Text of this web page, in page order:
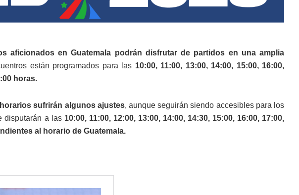
aficionados en Guatemala podrán disfrutar de partidos en una amplia
están programados para las 10:00, 11:00, 13:00, 14:00, 15:00, 16:00,
horas.
sufrirán algunos ajustes, aunque seguirán siendo accesibles para los
disputarán a las 10:00, 11:00, 12:00, 13:00, 14:00, 14:30, 15:00, 16:00, 17:00,
al horario de Guatemala.